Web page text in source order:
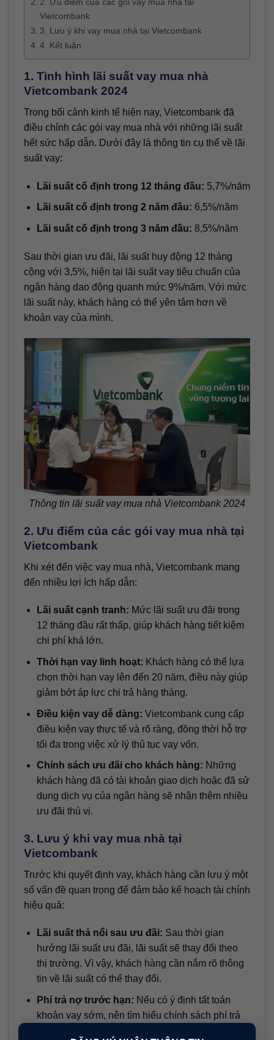
2. Ưu điểm của các gói vay mua nhà tại
Vietcombank
3. Lưu ý khi vay mua nhà tại Vietcombank
4. Kết luận
1. Tình hình lãi suất vay mua nhà
Vietcombank 2024
Trong bối cảnh kinh tế hiện nay, Vietcombank đã
điều chỉnh các gói vay mua nhà với những lãi suất
hết sức hấp dẫn. Dưới đây là thông tin cụ thể về lãi
suất vay:
Lãi suất cố định trong 12 tháng đầu: 5,7%/năm
Lãi suất cố định trong 2 năm đầu: 6,5%/năm
Lãi suất cố định trong 3 năm đầu: 8,5%/năm
Sau thời gian ưu đãi, lãi suất huy động 12 tháng
cộng với 3,5%, hiện tại lãi suất vay tiêu chuẩn của
ngân hàng dao động quanh mức 9%/năm. Với mức
lãi suất này, khách hàng có thể yên tâm hơn về
khoản vay của mình.
Thông tin lãi suất vay mua nhà Vietcombank 2024
2. Ưu điểm của các gói vay mua nhà tại
Vietcombank
Khi xét đến việc vay mua nhà, Vietcombank mang
đến nhiều lợi ích hấp dẫn:
Lãi suất cạnh tranh: Mức lãi suất ưu đãi trong
12 tháng đầu rất thấp, giúp khách hàng tiết kiệm
chi phí khá lớn.
Thời hạn vay linh hoạt: Khách hàng có thể lựa
chọn thời hạn vay lên đến 20 năm, điều này giúp
giảm bớt áp lực chi trả hàng tháng.
Điều kiện vay dễ dàng: Vietcombank cung cấp
điều kiện vay thực tế và rõ ràng, đồng thời hỗ trợ
tối đa trong việc xử lý thủ tục vay vốn.
Chính sách ưu đãi cho khách hàng: Những
khách hàng đã có tài khoản giao dịch hoặc đã sử
dụng dịch vụ của ngân hàng sẽ nhận thêm nhiều
ưu đãi thú vị.
3. Lưu ý khi vay mua nhà tại
Vietcombank
Trước khi quyết định vay, khách hàng cần lưu ý một
số vấn đề quan trọng để đảm bảo kế hoạch tài chính
hiệu quả:
Lãi suất thả nổi sau ưu đãi: Sau thời gian
hưởng lãi suất ưu đãi, lãi suất sẽ thay đổi theo
thị trường. Vì vậy, khách hàng cần nắm rõ thông
tin về lãi suất có thể thay đổi.
Phí trả nợ trước hạn: Nếu có ý định tất toán
khoản vay sớm, nên tìm hiểu chính sách phí trả